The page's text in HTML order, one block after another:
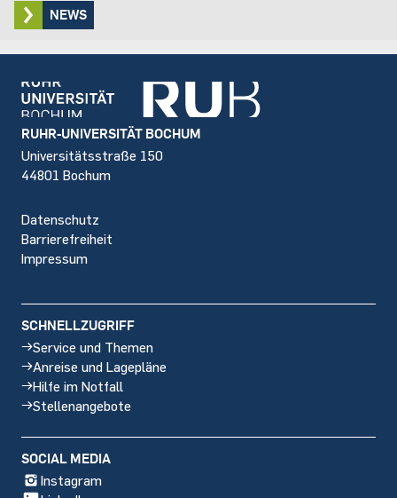
NEWS
Footer
RUHR-UNIVERSITÄT BOCHUM
Universitätsstraße 150
44801 Bochum
Datenschutz
Barrierefreiheit
Impressum
SCHNELLZUGRIFF
Service und Themen
Anreise und Lagepläne
Hilfe im Notfall
Stellenangebote
SOCIAL MEDIA
Instagram